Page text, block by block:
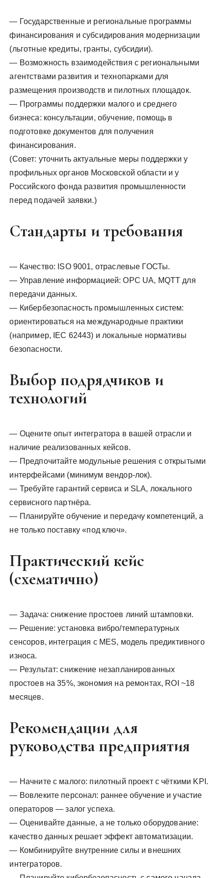
— Государственные и региональные программы
финансирования и субсидирования модернизации
(льготные кредиты, гранты, субсидии).
— Возможность взаимодействия с региональными
агентствами развития и технопарками для
размещения производств и пилотных площадок.
— Программы поддержки малого и среднего
бизнеса: консультации, обучение, помощь в
подготовке документов для получения
финансирования.
(Совет: уточнить актуальные меры поддержки у
профильных органов Московской области и у
Российского фонда развития промышленности
перед подачей заявки.)
Стандарты и требования
— Качество: ISO 9001, отраслевые ГОСТы.
— Управление информацией: OPC UA, MQTT для
передачи данных.
— Кибербезопасность промышленных систем:
ориентироваться на международные практики
(например, IEC 62443) и локальные нормативы
безопасности.
Выбор подрядчиков и
технологий
— Оцените опыт интегратора в вашей отрасли и
наличие реализованных кейсов.
— Предпочитайте модульные решения с открытыми
интерфейсами (минимум вендор-лок).
— Требуйте гарантий сервиса и SLA, локального
сервисного партнёра.
— Планируйте обучение и передачу компетенций, а
не только поставку «под ключ».
Практический кейс
(схематично)
— Задача: снижение простоев линий штамповки.
— Решение: установка вибро/температурных
сенсоров, интеграция с MES, модель предиктивного
износа.
— Результат: снижение незапланированных
простоев на 35%, экономия на ремонтах, ROI ~18
месяцев.
Рекомендации для
руководства предприятия
— Начните с малого: пилотный проект с чёткими KPI.
— Вовлеките персонал: раннее обучение и участие
операторов — залог успеха.
— Оценивайте данные, а не только оборудование:
качество данных решает эффект автоматизации.
— Комбинируйте внутренние силы и внешних
интеграторов.